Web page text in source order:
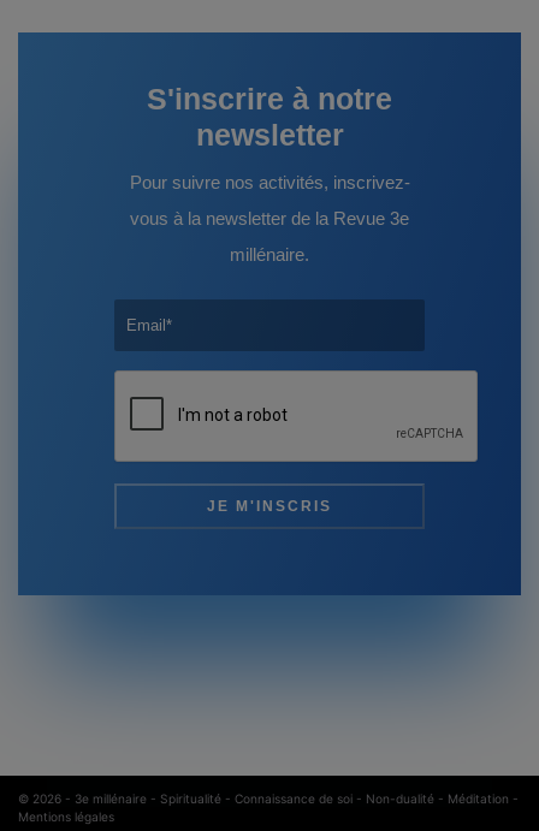
S'inscrire à notre
newsletter
Pour suivre nos activités, inscrivez-
vous à la newsletter de la Revue 3e
millénaire.
© 2026 - 3e millénaire - Spiritualité - Connaissance de soi - Non-dualité - Méditation -
Mentions légales